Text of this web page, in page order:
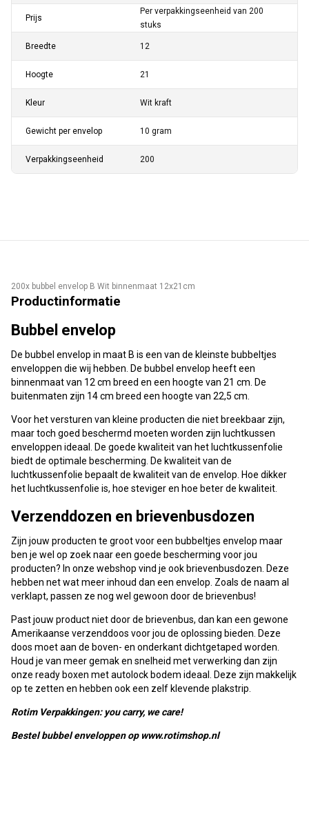
Prijs
Per verpakkingseenheid van 200
stuks
Breedte 12
Hoogte 21
Kleur Wit kraft
Gewicht per envelop 10 gram
Verpakkingseenheid 200
200x bubbel envelop B Wit binnenmaat 12x21cm
Productinformatie
Bubbel envelop
De bubbel envelop in maat B is een van de kleinste bubbeltjes
enveloppen die wij hebben. De bubbel envelop heeft een
binnenmaat van 12 cm breed en een hoogte van 21 cm. De
buitenmaten zijn 14 cm breed een hoogte van 22,5 cm.
Voor het versturen van kleine producten die niet breekbaar zijn,
maar toch goed beschermd moeten worden zijn luchtkussen
enveloppen ideaal. De goede kwaliteit van het luchtkussenfolie
biedt de optimale bescherming. De kwaliteit van de
luchtkussenfolie bepaalt de kwaliteit van de envelop. Hoe dikker
het luchtkussenfolie is, hoe steviger en hoe beter de kwaliteit.
Verzenddozen en brievenbusdozen
Zijn jouw producten te groot voor een bubbeltjes envelop maar
ben je wel op zoek naar een goede bescherming voor jou
producten? In onze webshop vind je ook brievenbusdozen. Deze
hebben net wat meer inhoud dan een envelop. Zoals de naam al
verklapt, passen ze nog wel gewoon door de brievenbus!
Past jouw product niet door de brievenbus, dan kan een gewone
Amerikaanse verzenddoos voor jou de oplossing bieden. Deze
doos moet aan de boven- en onderkant dichtgetaped worden.
Houd je van meer gemak en snelheid met verwerking dan zijn
onze ready boxen met autolock bodem ideaal. Deze zijn makkelijk
op te zetten en hebben ook een zelf klevende plakstrip.
Rotim Verpakkingen: you carry, we care!
Bestel bubbel enveloppen op www.rotimshop.nl